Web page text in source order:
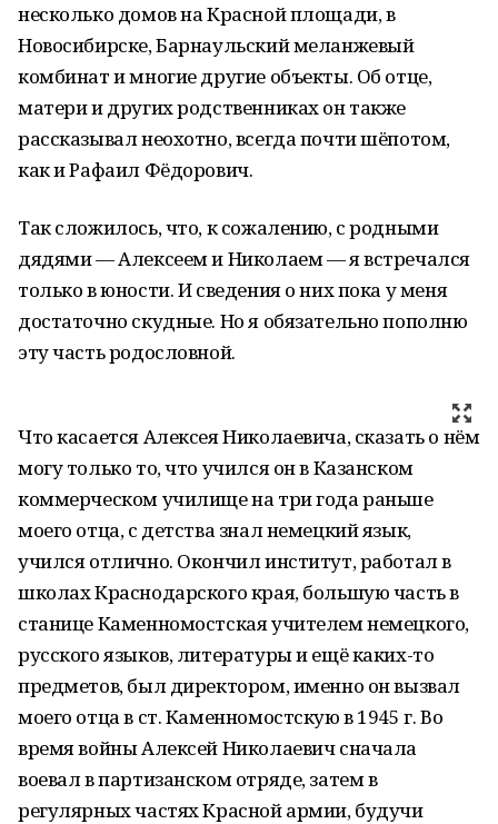
несколько домов на Красной площади, в
Новосибирске, Барнаульский меланжевый
комбинат и многие другие объекты. Об отце,
матери и других родственниках он также
рассказывал неохотно, всегда почти шёпотом,
как и Рафаил Фёдорович.
Так сложилось, что, к сожалению, с родными
дядями — Алексеем и Николаем — я встречался
только в юности. И сведения о них пока у меня
достаточно скудные. Но я обязательно пополню
эту часть родословной.
Что касается Алексея Николаевича, сказать о нём
могу только то, что учился он в Казанском
коммерческом училище на три года раньше
моего отца, с детства знал немецкий язык,
учился отлично. Окончил институт, работал в
школах Краснодарского края, большую часть в
станице Каменномостская учителем немецкого,
русского языков, литературы и ещё каких-то
предметов, был директором, именно он вызвал
моего отца в ст. Каменномостскую в 1945 г. Во
время войны Алексей Николаевич сначала
воевал в партизанском отряде, затем в
регулярных частях Красной армии, будучи